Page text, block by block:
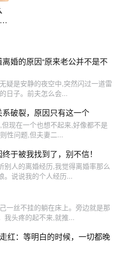
婚的原因“原来老公并不是不
疑是安静的夜空中,突然闪过一道雷
日子。前夫怎么会...
破裂，原因只有这一个
现在一个也想不起来,好像都不是
性问题,但夫妻二...
于被我找到了，别不信！
别人的离婚经历,我觉得离婚率那么
。说说我的个人经历...
一丝不挂的躺在床上。旁边就是那
我头疼的起不来,就推...
红：等明白的时候，一切都晚